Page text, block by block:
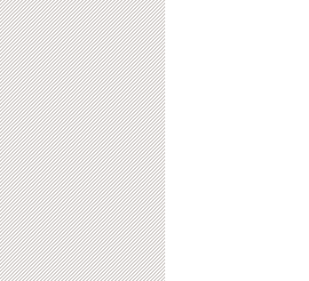
3月9日（月）ご案内に
ついて
2020-03-09